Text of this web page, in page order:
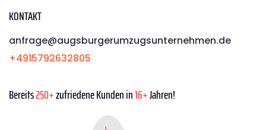
KONTAKT
anfrage@augsburgerumzugsunternehmen.de
+4915792632805
Bereits250+zufriedene Kunden in16+Jahren!